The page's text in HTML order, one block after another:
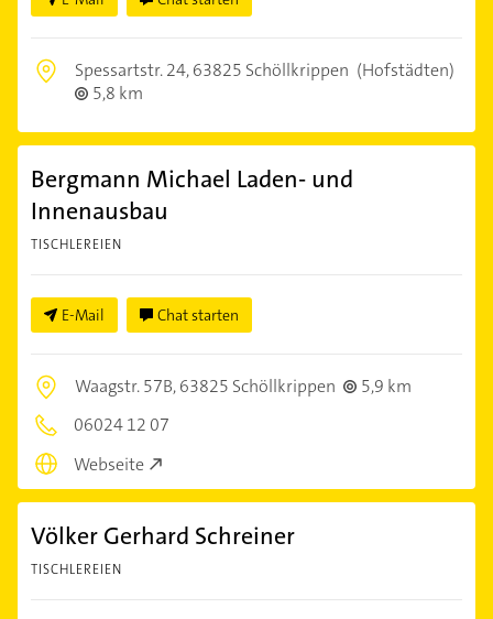
Spessartstr. 24,63825 Schöllkrippen (Hofstädten)
5,8 km
Bergmann Michael Laden- und
Innenausbau
TISCHLEREIEN
E-Mail Chat starten
Waagstr. 57B,63825 Schöllkrippen
5,9 km
06024 12 07
Webseite
Völker Gerhard Schreiner
TISCHLEREIEN